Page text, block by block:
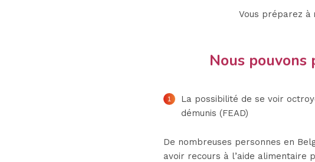
Vous préparez à
Nous pouvons
La possibilité de se voir
démunis (FEAD)
De nombreuses personnes en
avoir recours à l’aide alimentaire